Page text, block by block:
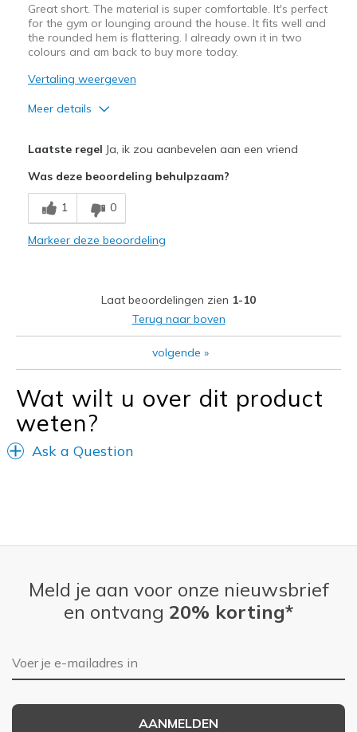
Great short. The material is super comfortable. It's perfect
for the gym or lounging around the house. It fits well and
the rounded hem is flattering. I already own it in two
colours and am back to buy more today.
Vertaling weergeven
Meer details
Comfortable
Durable
Feels true to width
Sizing
Feels true to size
Laatste regel Ja, ik zou aanbevelen aan een vriend
Was deze beoordeling behulpzaam?
1 0
Markeer deze beoordeling
Laat beoordelingen zien 1-10
Terug naar boven
volgende »
Wat wilt u over dit product
weten?
Ask a Question
Meld je aan voor onze nieuwsbrief
en ontvang 20% korting*
E-mailadres
AANMELDEN